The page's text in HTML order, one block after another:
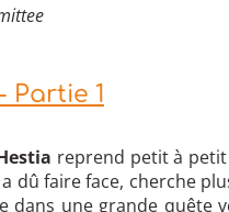
Partie 1
reprend petit à
dû faire face, cherche
dans une grande quête